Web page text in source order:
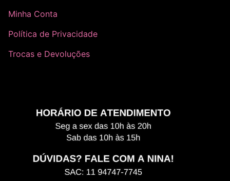
Minha Conta
Política de Privacidade
Trocas e Devoluções